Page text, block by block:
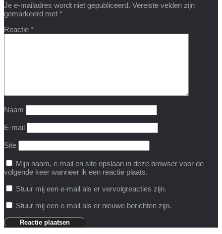
Je e-mailadres wordt niet gepubliceerd. Vereiste velden zijn
gemarkeerd met *
Reactie *
Naam
E-mail
Site
Mijn naam, e-mail en site opslaan in deze browser voor de
volgende keer wanneer ik een reactie plaats.
Stuur mij een e-mail als er vervolgreacties zijn.
Stuur mij een e-mail als er nieuwe berichten zijn.